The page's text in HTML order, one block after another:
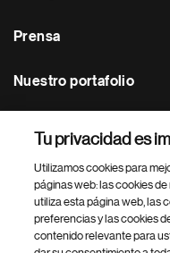
Prensa
Nuestro portafolio
Footer Site Search
Tu privacidad es
Utilizamos cookies para
páginas web: las cookies
utiliza esta página web, las
preferencias y las cookies
contenido relevante para